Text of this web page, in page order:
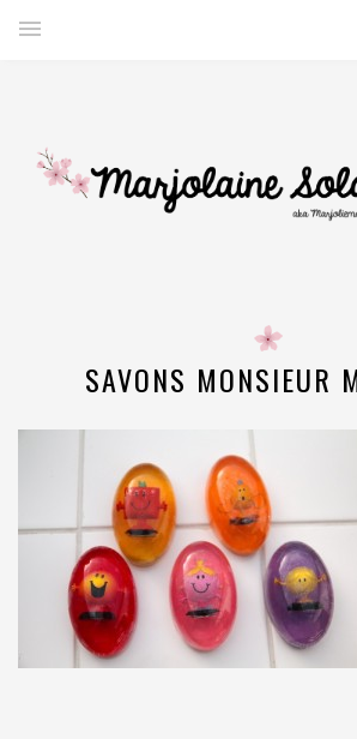
SAVONS MONSIEUR